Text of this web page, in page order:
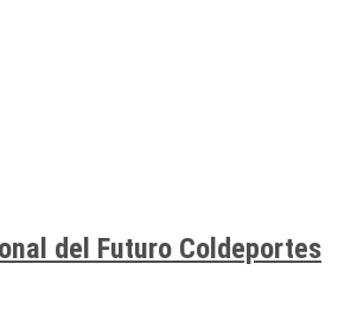
del Futuro Coldeportes